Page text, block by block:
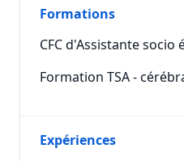
Formations
CFC d'Assistante
Formation TSA -
Expériences